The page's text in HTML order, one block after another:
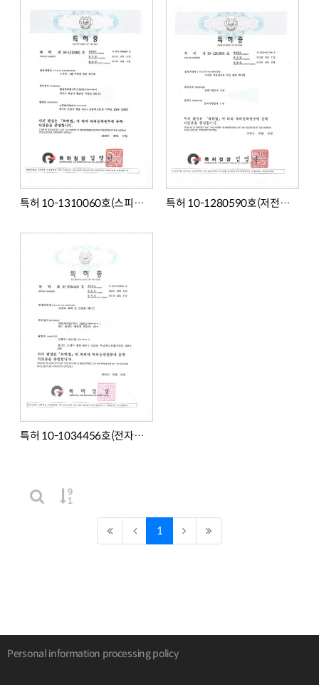
특허 10-1310060호(스피커그릴부착용양면테이프) 특허 10-1280590호(저전압차분신호용연성평판케이블)
특허 10-1034456호(전자파차폐및단열용테이프)
Total / 1 Page
게시판 검색
1 (current)
Personal information processing policy